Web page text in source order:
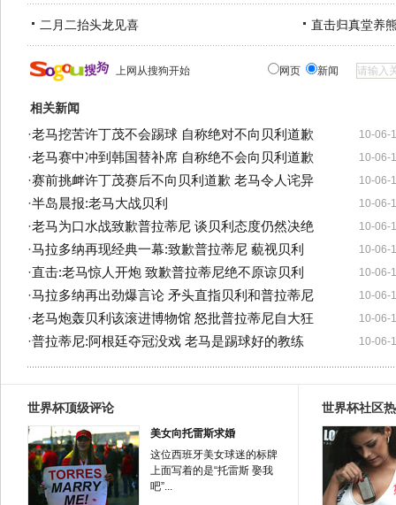
二月二抬头龙见喜 直击归真堂养
上网从搜狗开始 网页 新闻
相关新闻
10-06-
·老马挖苦许丁茂不会踢球 自称绝对不向贝利道歉
10-06-
·老马赛中冲到韩国替补席 自称绝不会向贝利道歉
10-06-
·赛前挑衅许丁茂赛后不向贝利道歉 老马令人诧异
10-06-
·半岛晨报:老马大战贝利
10-06-
·老马为口水战致歉普拉蒂尼 谈贝利态度仍然决绝
10-06-
·马拉多纳再现经典一幕:致歉普拉蒂尼 藐视贝利
10-06-
·直击:老马惊人开炮 致歉普拉蒂尼绝不原谅贝利
10-06-
·马拉多纳再出劲爆言论 矛头直指贝利和普拉蒂尼
10-06-
·老马炮轰贝利该滚进博物馆 怒批普拉蒂尼自大狂
10-06-
·普拉蒂尼:阿根廷夺冠没戏 老马是踢球好的教练
世界杯顶级评论
美女向托雷斯求婚
这位西班牙美女球迷的标牌
上面写着的是“托雷斯 娶我
吧”...
世界杯社区